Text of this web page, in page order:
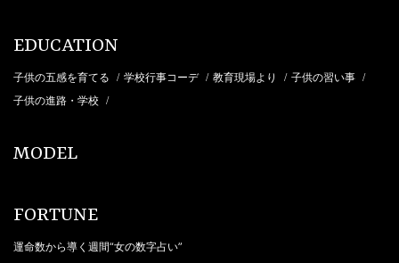
EDUCATION
子供の五感を育てる / 学校行事コーデ / 教育現場より / 子供の習い事 /
子供の進路・学校 /
MODEL
FORTUNE
運命数から導く週間“女の数字占い”